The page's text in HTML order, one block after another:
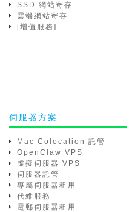
SSD 網站寄存
雲端網站寄存
[增值服務]
伺服器方案
Mac Colocation 託管
OpenClaw VPS
虛擬伺服器 VPS
伺服器託管
專屬伺服器租用
代維服務
電郵伺服器租用